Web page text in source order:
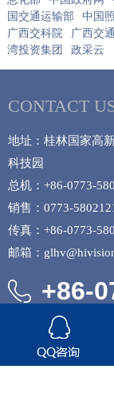
湾投资集团
政采云
CONTACT
地址：桂林国家高
总机：+86-0773-
销售：0773-5802121
传真：+86-0773-
邮箱：
+86-
Copyright © 2019
桂公网安备